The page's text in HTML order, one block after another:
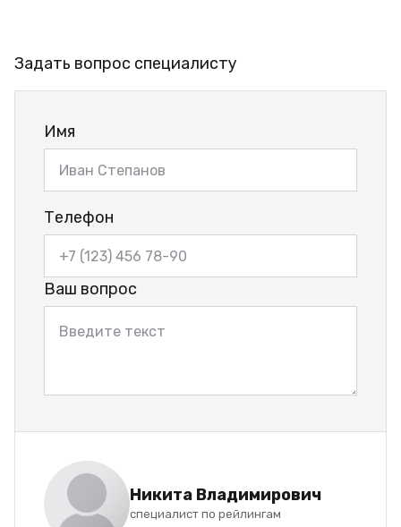
Задать вопрос специалисту
Имя
Телефон
Ваш вопрос
Никита Владимирович
специалист по рейлингам